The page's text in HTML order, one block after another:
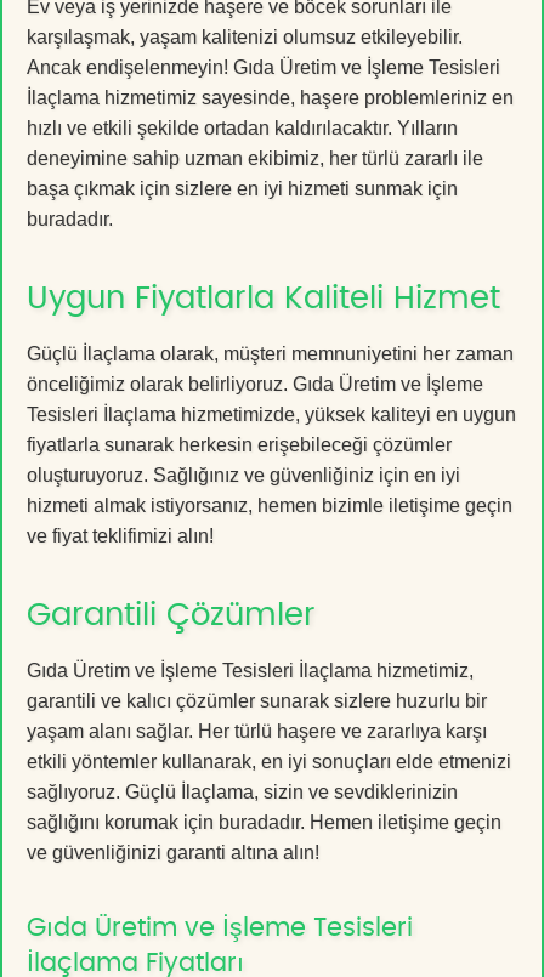
Ev veya iş yerinizde haşere ve böcek sorunları ile
karşılaşmak, yaşam kalitenizi olumsuz etkileyebilir.
Ancak endişelenmeyin! Gıda Üretim ve İşleme Tesisleri
İlaçlama hizmetimiz sayesinde, haşere problemleriniz en
hızlı ve etkili şekilde ortadan kaldırılacaktır. Yılların
deneyimine sahip uzman ekibimiz, her türlü zararlı ile
başa çıkmak için sizlere en iyi hizmeti sunmak için
buradadır.
Uygun Fiyatlarla Kaliteli Hizmet
Güçlü İlaçlama olarak, müşteri memnuniyetini her zaman
önceliğimiz olarak belirliyoruz. Gıda Üretim ve İşleme
Tesisleri İlaçlama hizmetimizde, yüksek kaliteyi en uygun
fiyatlarla sunarak herkesin erişebileceği çözümler
oluşturuyoruz. Sağlığınız ve güvenliğiniz için en iyi
hizmeti almak istiyorsanız, hemen bizimle iletişime geçin
ve fiyat teklifimizi alın!
Garantili Çözümler
Gıda Üretim ve İşleme Tesisleri İlaçlama hizmetimiz,
garantili ve kalıcı çözümler sunarak sizlere huzurlu bir
yaşam alanı sağlar. Her türlü haşere ve zararlıya karşı
etkili yöntemler kullanarak, en iyi sonuçları elde etmenizi
sağlıyoruz. Güçlü İlaçlama, sizin ve sevdiklerinizin
sağlığını korumak için buradadır. Hemen iletişime geçin
ve güvenliğinizi garanti altına alın!
Gıda Üretim ve İşleme Tesisleri
İlaçlama Fiyatları